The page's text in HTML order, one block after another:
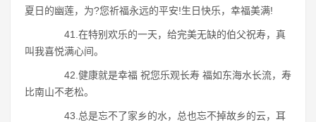
夏日的幽莲，为?您祈福永远的平安!生日快乐，幸福美满!
41.在特别欢乐的一天，给完美无缺的伯父祝寿，真
叫我喜悦满心间。
42.健康就是幸福 祝您乐观长寿 福如东海水长流，寿
比南山不老松。
43.总是忘不了家乡的水，总也忘不掉故乡的云，耳